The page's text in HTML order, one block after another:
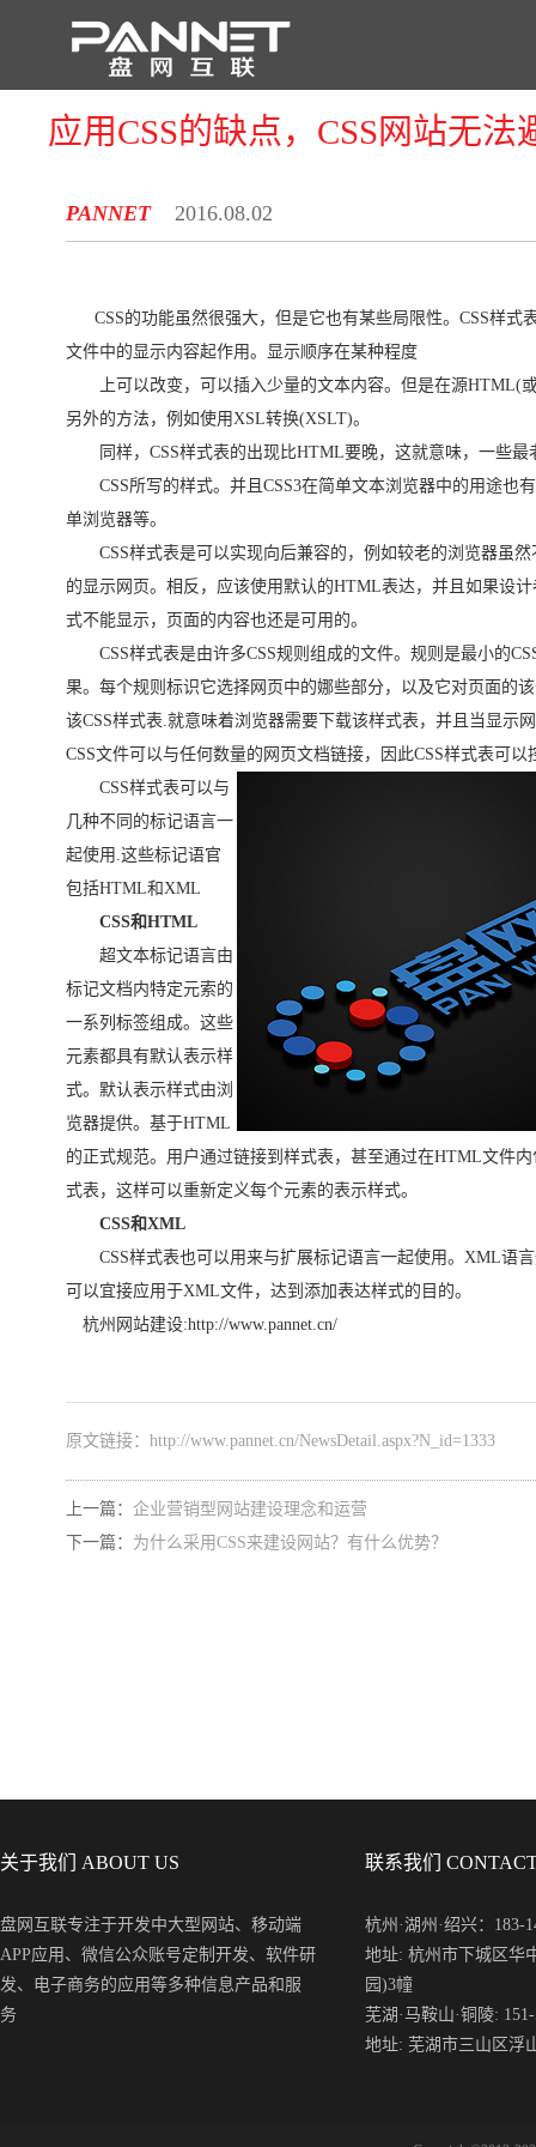
首 页
应用CSS的缺点，CSS网站无法
PANNET 2016.08.02
CSS的功能虽然很强大，但是它也有某些局限性。CSS样式
文件中的显示内容起作用。显示顺序在某种程度
上可以改变，可以插入少量的文本内容。但是在源HTML(
另外的方法，例如使用XSL转换(XSLT)。
同样，CSS样式表的出现比HTML要晚，这就意味，一些最
CSS所写的样式。并且CSS3在简单文本浏览器中的用途也
单浏览器等。
CSS样式表是可以实现向后兼容的，例如较老的浏览器虽然
的显示网页。相反，应该使用默认的HTML表达，并且如果设
式不能显示，页面的内容也还是可用的。
CSS样式表是由许多CSS规则组成的文件。规则是最小的
果。每个规则标识它选择网页中的娜些部分，以及它对页面的
该CSS样式表.就意味着浏览器需要下载该样式表，并且当显示
CSS文件可以与任何数量的网页文档链接，因此CSS样式表可
CSS样式表可以与
几种不同的标记语言一
起使用.这些标记语官
包括HTML和XML
CSS和HTML
超文本标记语言由
标记文档内特定元索的
一系列标签组成。这些
元素都具有默认表示样
式。默认表示样式由浏
览器提供。基于HTML
的正式规范。用户通过链接到样式表，甚至通过在HTML文件
式表，这样可以重新定义每个元素的表示样式。
CSS和XML
CSS样式表也可以用来与扩展标记语言一起使用。XML语言
可以宜接应用于XML文件，达到添加表达样式的目的。
杭州网站建设:http://www.pannet.cn/
原文链接：http://www.pannet.cn/NewsDetail.aspx?N_id=1333
上一篇： 企业营销型网站建设理念和运营
下一篇： 为什么采用CSS来建设网站？有什么优势？
关于我们 ABOUT US
盘网互联专注于开发中大型网站、移动端
APP应用、微信公众账号定制开发、软件研
发、电子商务的应用等多种信息产品和服
务
联系我们
杭州·湖州·绍兴：183-
地址: 杭州市下城区华
园)3幢
芜湖·马鞍山·铜陵:
地址: 芜湖市三山区浮